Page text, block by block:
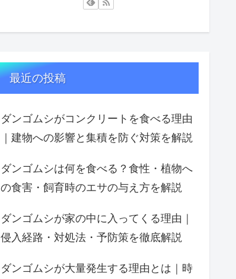
最近の投稿
ダンゴムシがコンクリートを食べる理由
｜建物への影響と集積を防ぐ対策を解説
ダンゴムシは何を食べる？食性・植物へ
の食害・飼育時のエサの与え方を解説
ダンゴムシが家の中に入ってくる理由｜
侵入経路・対処法・予防策を徹底解説
ダンゴムシが大量発生する理由とは｜時